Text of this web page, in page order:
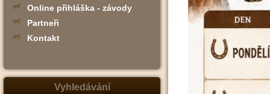
Online přihláška - závody
Partneři
Kontakt
Vyhledávání